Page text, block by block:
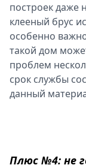
построек даже
клееный брус
особенно
такой дом
проблем
срок службы
данный
Плюс №4: не